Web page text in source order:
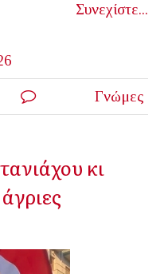
Συνεχίστε...
Γνώμες
κι